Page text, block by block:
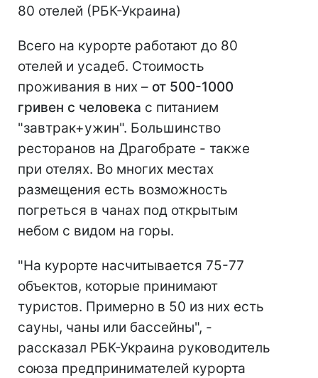
80 отелей (РБК-Украина)
Всего на курорте работают до 80
отелей и усадеб. Стоимость
проживания в них – от 500-1000
гривен с человека с питанием
"завтрак+ужин". Большинство
ресторанов на Драгобрате - также
при отелях. Во многих местах
размещения есть возможность
погреться в чанах под открытым
небом с видом на горы.
"На курорте насчитывается 75-77
объектов, которые принимают
туристов. Примерно в 50 из них есть
сауны, чаны или бассейны", -
рассказал РБК-Украина руководитель
союза предпринимателей курорта